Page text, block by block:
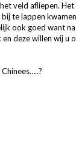
veld afliepen.
te lappen
ook goed want
deze willen wij u